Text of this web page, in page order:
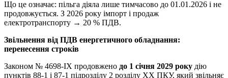
Що це означає: пільга діяла лише тимчасово до 01.01.2026 і не
продовжується. З 2026 року імпорт і продаж
електротранспорту → 20 % ПДВ.
Звільнення від ПДВ енергетичного обладнання:
перенесення строків
Законом № 4698-IX продовжено до 1 січня 2029 року дію
пунктів 88-1 і 87-1 підрозділу 2 розділу ХХ ПКУ, який звільняє